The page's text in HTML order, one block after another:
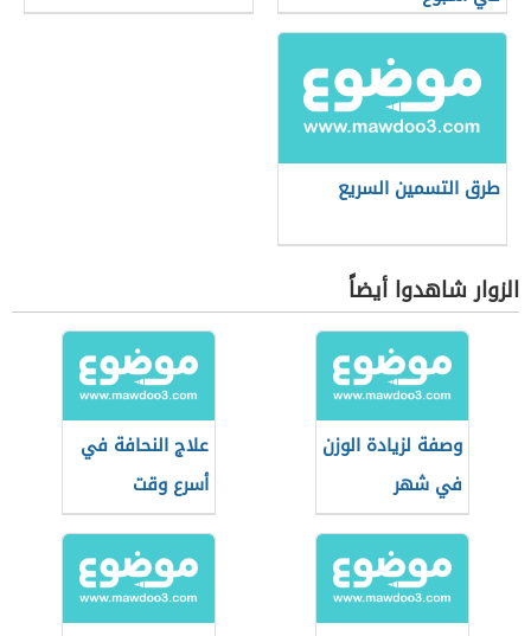
طرق التسمين السريع
الزوار شاهدوا أيضاً
وصفة لزيادة الوزن
في شهر
علاج النحافة في
أسرع وقت